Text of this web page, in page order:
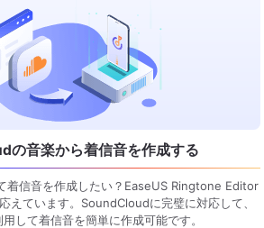
の音楽から着信音を作成する
着信音を作成したい？EaseUS Ringtone Editor
えています。SoundCloudに完璧に対応して、
して着信音を簡単に作成可能です。